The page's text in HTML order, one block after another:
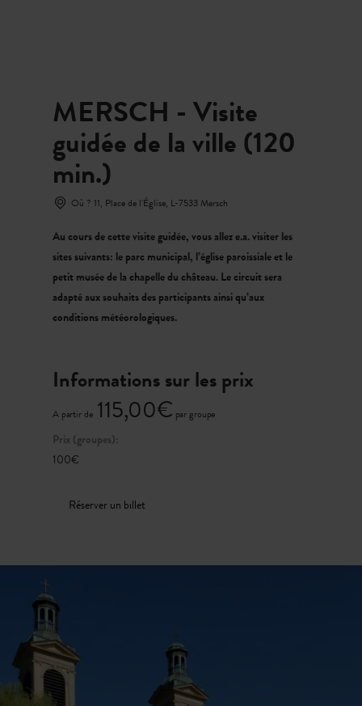
MERSCH - Visite
guidée de la ville (120
min.)
Où ? 11, Place de l'Église, L-7533 Mersch
Au cours de cette visite guidée, vous allez e.a. visiter les
sites suivants: le parc municipal, l’église paroissiale et le
petit musée de la chapelle du château. Le circuit sera
adapté aux souhaits des participants ainsi qu’aux
conditions météorologiques.
Informations sur les prix
A partir de 115,00€ par groupe
Prix (groupes):
100€
Réserver un billet